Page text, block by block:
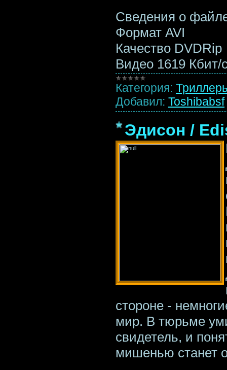
Сведения о
Формат AVI
Качество DVDRip
Видео 1619 Кбит/
Категория:
Добавил: Toshibabsf
Эдисон /
стороне -
мир. В тюрьме
свидетель, и
мишенью станет